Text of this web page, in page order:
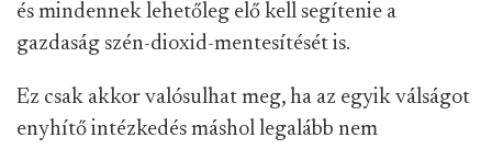
és mindennek lehetőleg elő kell segítenie a
gazdaság szén-dioxid-mentesítését is.
Ez csak akkor valósulhat meg, ha az egyik válságot
enyhítő intézkedés máshol legalább nem